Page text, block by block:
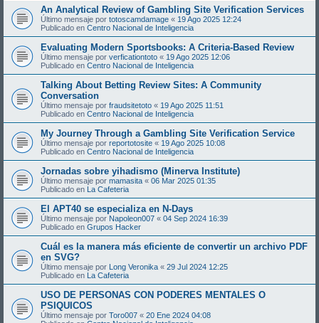
An Analytical Review of Gambling Site Verification Services
Último mensaje por totoscamdamage « 19 Ago 2025 12:24
Publicado en Centro Nacional de Inteligencia
Evaluating Modern Sportsbooks: A Criteria-Based Review
Último mensaje por verficationtoto « 19 Ago 2025 12:06
Publicado en Centro Nacional de Inteligencia
Talking About Betting Review Sites: A Community
Conversation
Último mensaje por fraudsitetoto « 19 Ago 2025 11:51
Publicado en Centro Nacional de Inteligencia
My Journey Through a Gambling Site Verification Service
Último mensaje por reportotosite « 19 Ago 2025 10:08
Publicado en Centro Nacional de Inteligencia
Jornadas sobre yihadismo (Minerva Institute)
Último mensaje por mamasita « 06 Mar 2025 01:35
Publicado en La Cafeteria
El APT40 se especializa en N-Days
Último mensaje por Napoleon007 « 04 Sep 2024 16:39
Publicado en Grupos Hacker
Cuál es la manera más eficiente de convertir un archivo PDF
en SVG?
Último mensaje por Long Veronika « 29 Jul 2024 12:25
Publicado en La Cafeteria
USO DE PERSONAS CON PODERES MENTALES O
PSIQUICOS
Último mensaje por Toro007 « 20 Ene 2024 04:08